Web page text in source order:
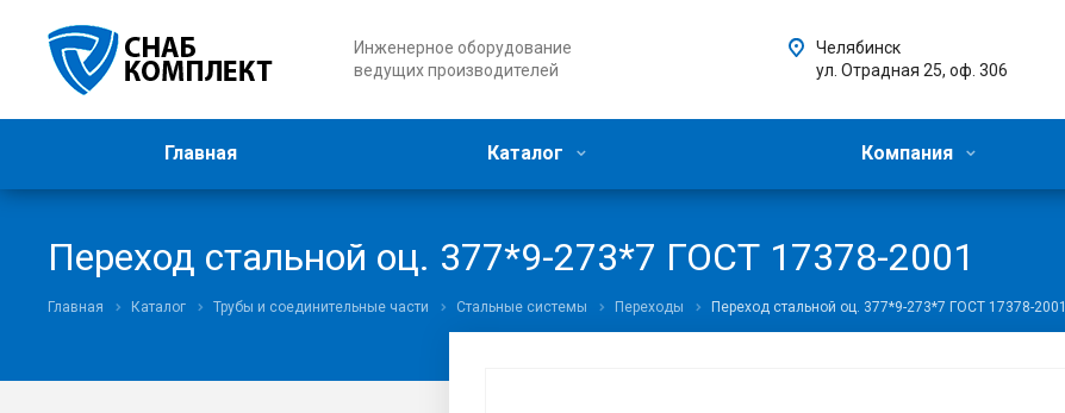
Инженерное оборудование
ведущих производителей
Челябинск
ул. Отрадная 25, оф. 306
Главная Каталог Компания
Переход стальной оц. 377*9-273*7 ГОСТ 17378-2001
Главная Каталог Трубы и соединительные части Стальные системы Переходы Переход стальной оц. 377*9-273*7 ГОСТ 17378-2001